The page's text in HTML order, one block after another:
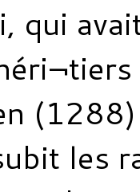
qui
les